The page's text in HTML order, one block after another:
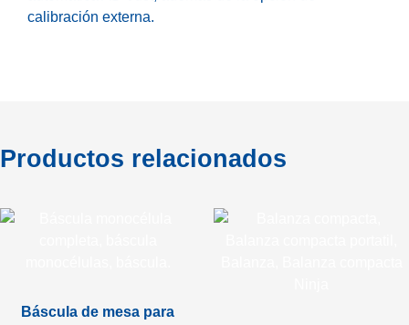
calibración externa.
Productos relacionados
Báscula de mesa para